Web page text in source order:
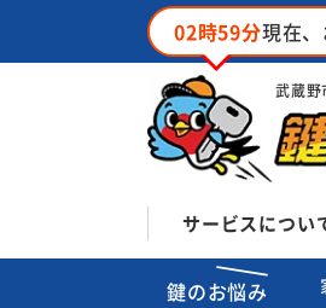
02時59分現在
武蔵野
サービスについ
鍵のお悩み